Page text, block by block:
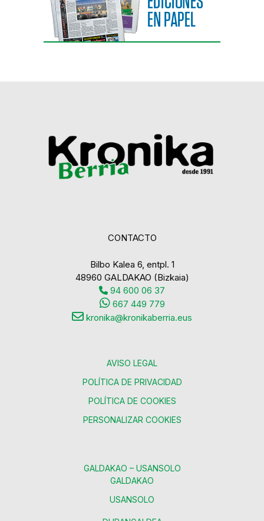
CONTACTO
Bilbo Kalea 6, entpl. 1
48960 GALDAKAO (Bizkaia)
94 600 06 37
667 449 779
kronika@kronikaberria.eus
AVISO LEGAL
POLÍTICA DE PRIVACIDAD
POLÍTICA DE COOKIES
PERSONALIZAR COOKIES
GALDAKAO – USANSOLO
GALDAKAO
USANSOLO